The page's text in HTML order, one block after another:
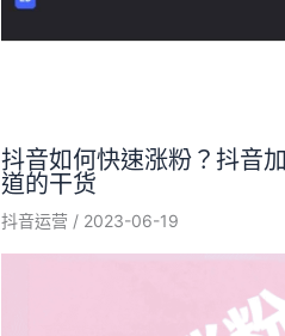
抖音如何快速涨粉？抖音
道的干货
抖音运营 / 2023-06-19